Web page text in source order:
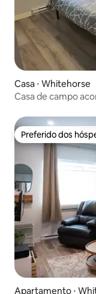
Casa ⋅ Whitehorse
Casa de campo
Preferido dos
Preferido dos
Apartamento ⋅